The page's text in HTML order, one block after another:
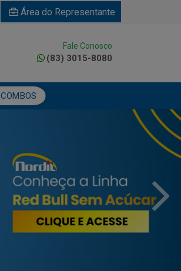
Área do Representante
Fale Conosco
(83) 3015-8080
COMBOS